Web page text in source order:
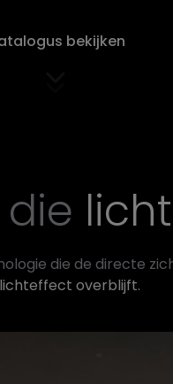
bekijken
die de directe
overblijft.